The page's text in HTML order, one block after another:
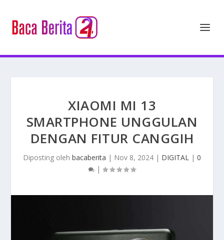
XIAOMI MI 13
SMARTPHONE UNGGULAN
DENGAN FITUR CANGGIH
Diposting oleh bacaberita | Nov 8, 2024 | DIGITAL | 0
|